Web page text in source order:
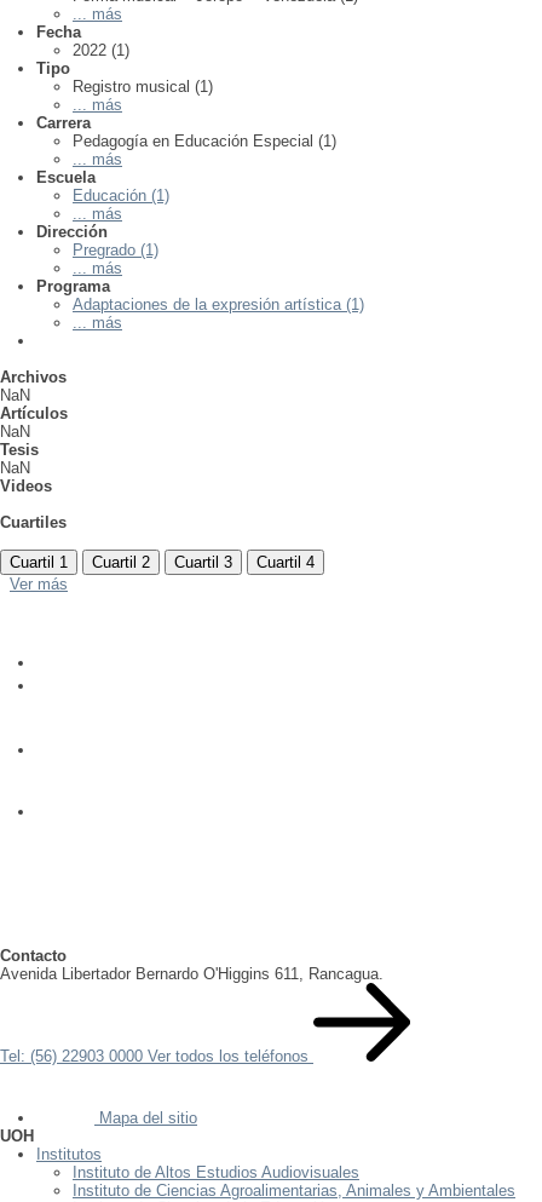
... más
Fecha
2022 (1)
Tipo
Registro musical (1)
... más
Carrera
Pedagogía en Educación Especial (1)
... más
Escuela
Educación (1)
... más
Dirección
Pregrado (1)
... más
Programa
Adaptaciones de la expresión artística (1)
... más
Archivos
NaN
Artículos
NaN
Tesis
NaN
Videos
Cuartiles
Cuartil 1 Cuartil 2 Cuartil 3
Cuartil 4
Ver más
Contacto
Avenida Libertador Bernardo O'Higgins 611, Rancagua.
Tel: (56) 22903 0000 Ver todos los teléfonos
Mapa del sitio
UOH
Institutos
Instituto de Altos Estudios Audiovisuales
Instituto de Ciencias Agroalimentarias, Animales y Ambientales